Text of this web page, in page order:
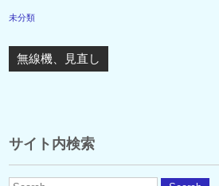
e
b
o
k
未分類
投
稿
ナ
シ
ョ
ン
無線機、見直し
サイト内検索